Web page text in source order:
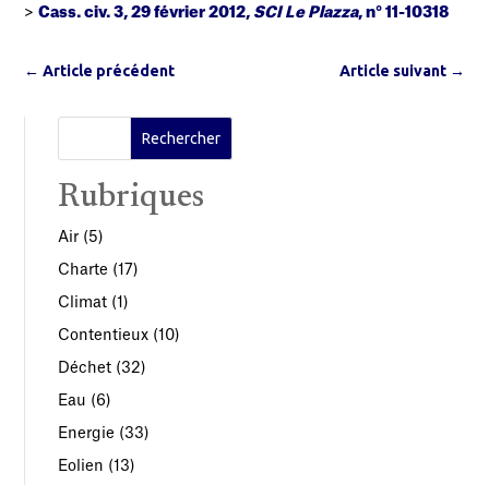
>Cass. civ. 3, 29 février 2012, SCI Le Plazza, n° 11-10318
←Article précédent Article suivant→
Rubriques
Air (5)
Charte (17)
Climat (1)
Contentieux (10)
Déchet (32)
Eau (6)
Energie (33)
Eolien (13)